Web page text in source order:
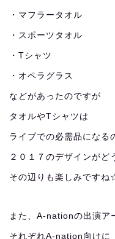
・マフラータオル
・スポーツタオル
・Tシャツ
・オペラグラス
などがあったのですが
タオルやTシャツは
ライブでの必需品になる
２０１７のデザインがど
その辺りも楽しみですね
また、A-nationの出演ア
それぞれA-nation向けに